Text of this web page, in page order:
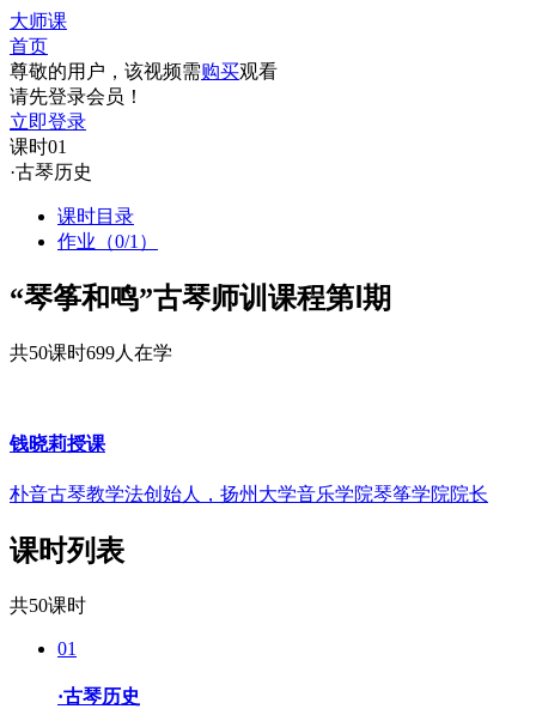
大师课
首页
尊敬的用户，该视频需购买观看
请先登录会员！
立即登录
课时01
·古琴历史
课时目录
作业（0/1）
“琴筝和鸣”古琴师训课程第Ⅰ期
共50课时699人在学
钱晓莉授课
朴音古琴教学法创始人，扬州大学音乐学院琴筝学院院长
课时列表
共50课时
01
·古琴历史